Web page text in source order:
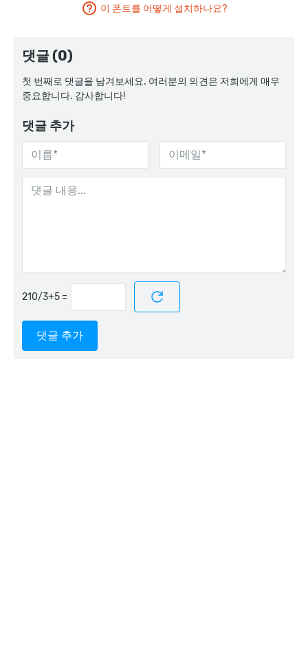
이 폰트를 어떻게 설치하나요?
댓글 (0)
첫 번째로 댓글을 남겨보세요. 여러분의 의견은 저희에게 매우
중요합니다. 감사합니다!
댓글 추가
=
댓글 추가